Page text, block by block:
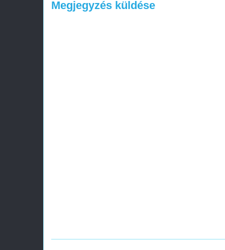
Megjegyzés küldése